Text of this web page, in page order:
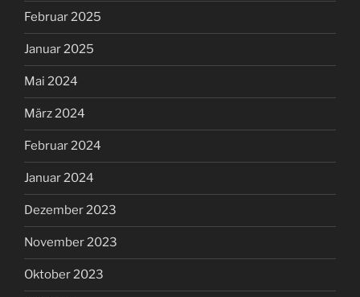
Februar 2025
Januar 2025
Mai 2024
März 2024
Februar 2024
Januar 2024
Dezember 2023
November 2023
Oktober 2023